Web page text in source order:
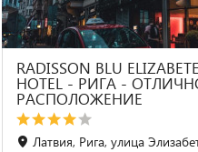
RADISSON BLU
HOTEL - РИГА -
РАСПОЛОЖЕНИЕ
Латвия, Рига, улица